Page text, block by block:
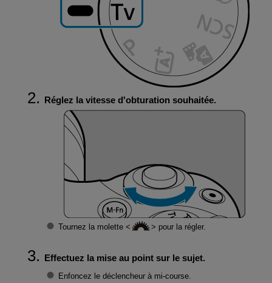
Réglez la vitesse d'obturation souhaitée.
Tournez la molette pour la régler.
Effectuez la mise au point sur le sujet.
Enfoncez le déclencheur à mi-course.